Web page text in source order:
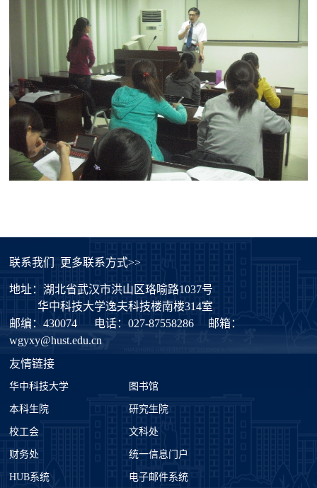
联系我们 更多联系方式>>
地址：湖北省武汉市洪山区珞喻路1037号
华中科技大学逸夫科技楼南楼314室
邮编：430074
电话：027-87558286
邮箱：
wgyxy@hust.edu.cn
友情链接
华中科技大学 图书馆
本科生院 研究生院
校工会 文科处
财务处 统一信息门户
HUB系统 电子邮件系统